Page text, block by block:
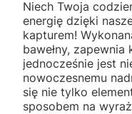
Niech Twoja
energię dzięki
kapturem!
bawełny,
jednocześnie jest
nowoczesnemu
się nie tylko
sposobem na